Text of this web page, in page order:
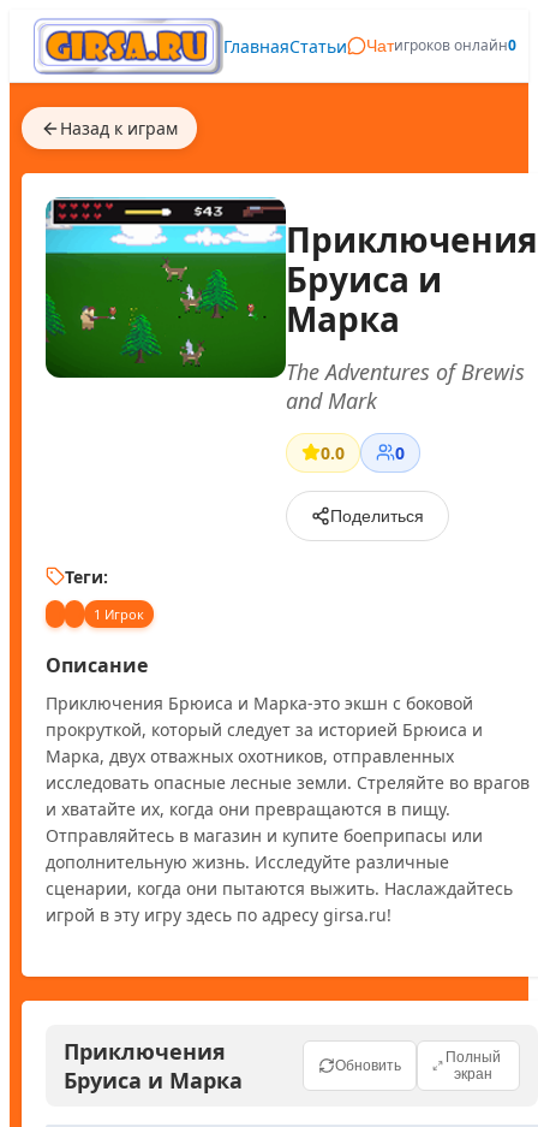
ГлавнаяСтатьи Чатигроков онлайн0
Назад к играм
Приключения
Бруиса и
Марка
The Adventures of Brewis
and Mark
0.0 0
Поделиться
Теги:
1 Игрок
Описание
Приключения Брюиса и Марка-это экшн с боковой
прокруткой, который следует за историей Брюиса и
Марка, двух отважных охотников, отправленных
исследовать опасные лесные земли. Стреляйте во врагов
и хватайте их, когда они превращаются в пищу.
Отправляйтесь в магазин и купите боеприпасы или
дополнительную жизнь. Исследуйте различные
сценарии, когда они пытаются выжить. Наслаждайтесь
игрой в эту игру здесь по адресу girsa.ru!
Приключения
Бруиса и Марка
Обновить
Полный
экран